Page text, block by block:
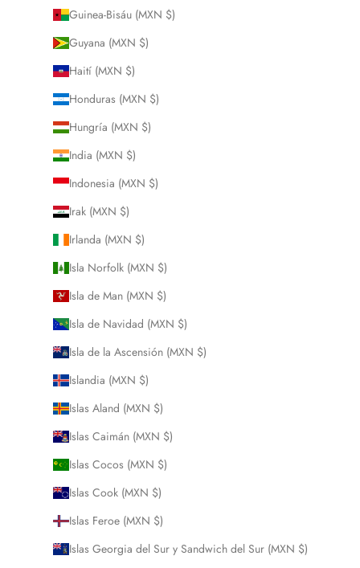
Guinea-Bisáu (MXN $)
Guyana (MXN $)
Haití (MXN $)
Honduras (MXN $)
Hungría (MXN $)
India (MXN $)
Indonesia (MXN $)
Irak (MXN $)
Irlanda (MXN $)
Isla Norfolk (MXN $)
Isla de Man (MXN $)
Isla de Navidad (MXN $)
Isla de la Ascensión (MXN $)
Islandia (MXN $)
Islas Aland (MXN $)
Islas Caimán (MXN $)
Islas Cocos (MXN $)
Islas Cook (MXN $)
Islas Feroe (MXN $)
Islas Georgia del Sur y Sandwich del Sur (MXN $)